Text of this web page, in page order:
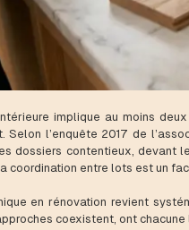
implique au moins
l’enquête 2017 de
dossiers contentieux, devant
coordination entre lots est un
en rénovation revient
coexistent, ont